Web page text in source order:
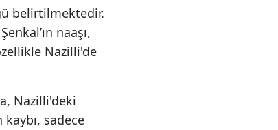
belirtilmektedir.
naaşı,
Nazilli'de
Nazilli'deki
sadece